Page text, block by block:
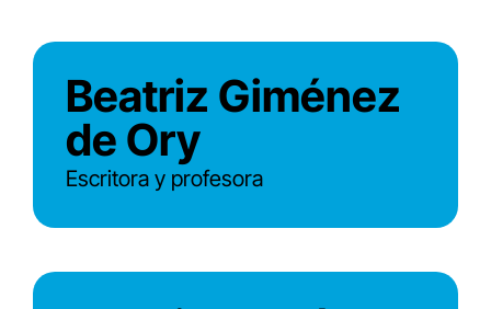
Beatriz Giménez
de Ory
Escritora y profesora